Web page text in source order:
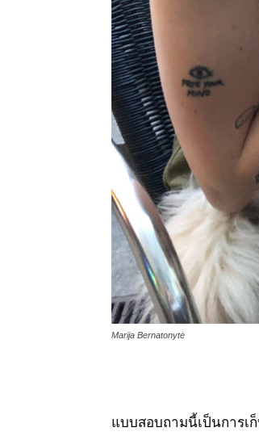
Marija Bernatonytė
แบบสอบถามนี้เป็นการเ